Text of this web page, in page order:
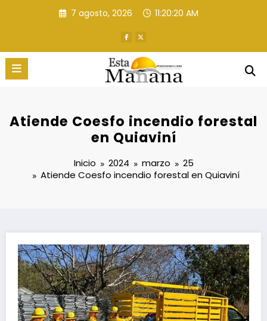
7 agosto, 2026 11:20:21 AM
Atiende Coesfo incendio forestal
en Quiaviní
Inicio 2024 marzo
25
Atiende Coesfo incendio forestal en Quiaviní